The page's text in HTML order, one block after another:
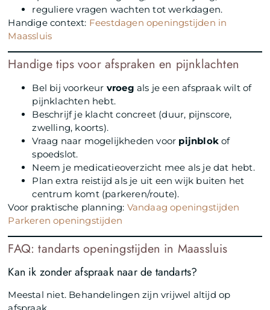
reguliere vragen wachten tot werkdagen.
Handige context: Feestdagen openingstijden in
Maassluis
Handige tips voor afspraken en pijnklachten
Bel bij voorkeur vroeg als je een afspraak wilt of
pijnklachten hebt.
Beschrijf je klacht concreet (duur, pijnscore,
zwelling, koorts).
Vraag naar mogelijkheden voor pijnblok of
spoedslot.
Neem je medicatieoverzicht mee als je dat hebt.
Plan extra reistijd als je uit een wijk buiten het
centrum komt (parkeren/route).
Voor praktische planning: Vandaag openingstijden
Parkeren openingstijden
FAQ: tandarts openingstijden in Maassluis
Kan ik zonder afspraak naar de tandarts?
Meestal niet. Behandelingen zijn vrijwel altijd op